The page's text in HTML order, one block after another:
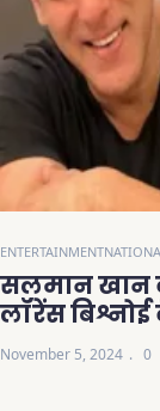
ENTERTAINMENT
सलमान खान
लॉरेंस
November 5, 2024 0